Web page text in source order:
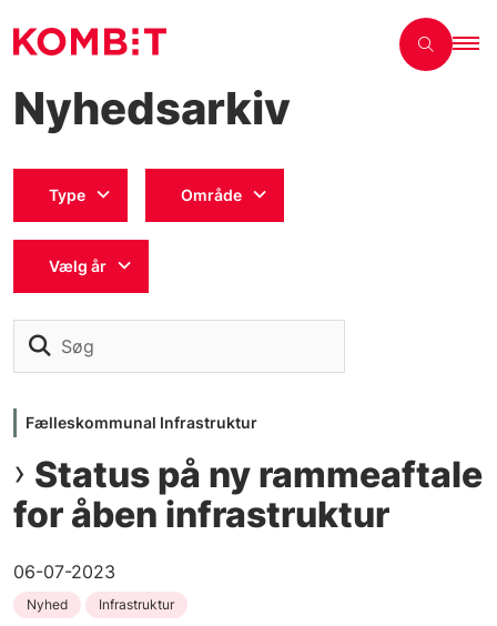
Nyhedsarkiv
Type Område
Vælg år
Fælleskommunal Infrastruktur
Status på ny rammeaftale
for åben infrastruktur
06-07-2023
Nyhed Infrastruktur